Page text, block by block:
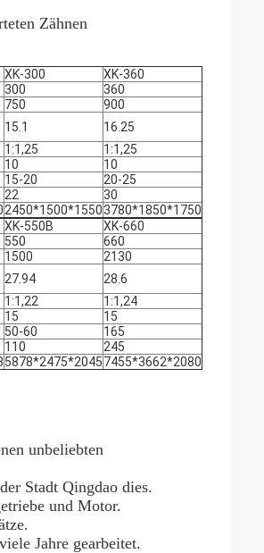
Zähnen
XK-300
XK-360
300
360
750
900
15.1
16.25
1:1,25
1:1,25
10
10
15-20
20-25
22
30
2450*1500*15503780*1850*1750
XK-550B
XK-660
550
660
1500
2130
27.94
28.6
1:1,22
1:1,24
15
15
50-60
165
110
245
5878*2475*20457455*3662*2080
unbeliebten
Stadt Qingdao dies.
und Motor.
Jahre gearbeitet.